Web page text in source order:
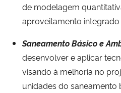
de modelagem
aproveitamento
Saneamento Básico e
desenvolver e aplicar
visando à melhoria no
unidades do saneamento